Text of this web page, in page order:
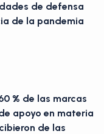
de defensa
de la pandemia
% de las marcas
apoyo en materia
de las